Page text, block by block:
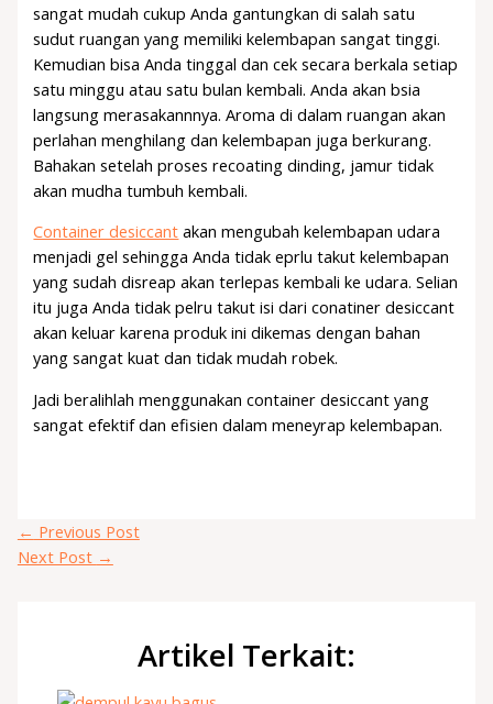
sangat mudah cukup Anda gantungkan di salah satu
sudut ruangan yang memiliki kelembapan sangat tinggi.
Kemudian bisa Anda tinggal dan cek secara berkala setiap
satu minggu atau satu bulan kembali. Anda akan bsia
langsung merasakannnya. Aroma di dalam ruangan akan
perlahan menghilang dan kelembapan juga berkurang.
Bahakan setelah proses recoating dinding, jamur tidak
akan mudha tumbuh kembali.
Container desiccant akan mengubah kelembapan udara
menjadi gel sehingga Anda tidak eprlu takut kelembapan
yang sudah disreap akan terlepas kembali ke udara. Selian
itu juga Anda tidak pelru takut isi dari conatiner desiccant
akan keluar karena produk ini dikemas dengan bahan
yang sangat kuat dan tidak mudah robek.
Jadi beralihlah menggunakan container desiccant yang
sangat efektif dan efisien dalam meneyrap kelembapan.
← Previous Post
Next Post →
Artikel Terkait: